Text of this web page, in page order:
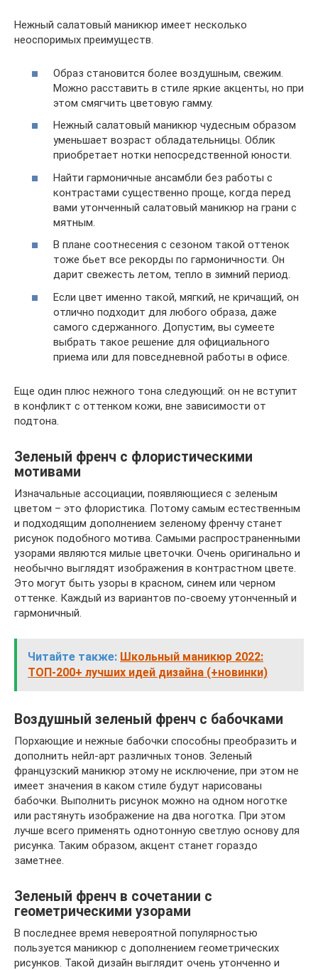
Нежный салатовый маникюр имеет несколько
неоспоримых преимуществ.
Образ становится более воздушным, свежим.
Можно расставить в стиле яркие акценты, но при
этом смягчить цветовую гамму.
Нежный салатовый маникюр чудесным образом
уменьшает возраст обладательницы. Облик
приобретает нотки непосредственной юности.
Найти гармоничные ансамбли без работы с
контрастами существенно проще, когда перед
вами утонченный салатовый маникюр на грани с
мятным.
В плане соотнесения с сезоном такой оттенок
тоже бьет все рекорды по гармоничности. Он
дарит свежесть летом, тепло в зимний период.
Если цвет именно такой, мягкий, не кричащий, он
отлично подходит для любого образа, даже
самого сдержанного. Допустим, вы сумеете
выбрать такое решение для официального
приема или для повседневной работы в офисе.
Еще один плюс нежного тона следующий: он не вступит
в конфликт с оттенком кожи, вне зависимости от
подтона.
Зеленый френч с флористическими
мотивами
Изначальные ассоциации, появляющиеся с зеленым
цветом – это флористика. Потому самым естественным
и подходящим дополнением зеленому френчу станет
рисунок подобного мотива. Самыми распространенными
узорами являются милые цветочки. Очень оригинально и
необычно выглядят изображения в контрастном цвете.
Это могут быть узоры в красном, синем или черном
оттенке. Каждый из вариантов по-своему утонченный и
гармоничный.
Читайте также: Школьный маникюр 2022:
ТОП-200+ лучших идей дизайна (+новинки)
Воздушный зеленый френч с бабочками
Порхающие и нежные бабочки способны преобразить и
дополнить нейл-арт различных тонов. Зеленый
французский маникюр этому не исключение, при этом не
имеет значения в каком стиле будут нарисованы
бабочки. Выполнить рисунок можно на одном ноготке
или растянуть изображение на два ноготка. При этом
лучше всего применять однотонную светлую основу для
рисунка. Таким образом, акцент станет гораздо
заметнее.
Зеленый френч в сочетании с
геометрическими узорами
В последнее время невероятной популярностью
пользуется маникюр с дополнением геометрических
рисунков. Такой дизайн выглядит очень утонченно и